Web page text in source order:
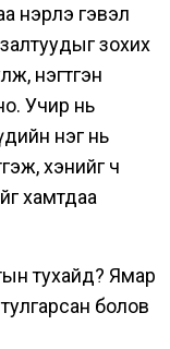
нэрлэ гэвэл
зохих
нэгтгэн
Учир нь
нэг нь
хэнийг ч
хамтдаа
тухайд? Ямар
болов